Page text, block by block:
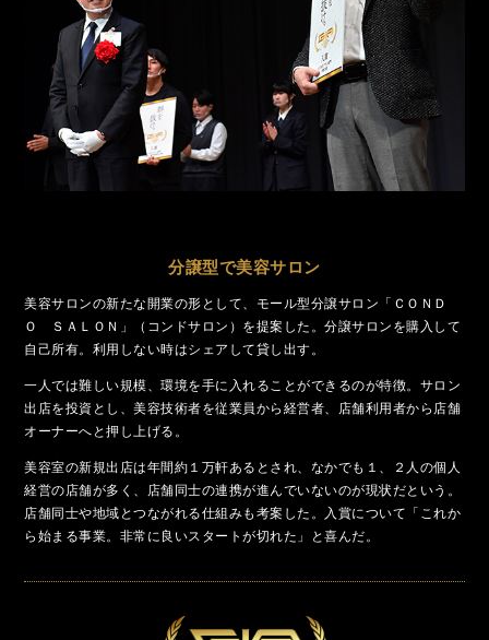
分譲型で美容サロン
美容サロンの新たな開業の形として、モール型分譲サロン「ＣＯＮＤ
Ｏ ＳＡＬＯＮ」（コンドサロン）を提案した。分譲サロンを購入して
自己所有。利用しない時はシェアして貸し出す。
一人では難しい規模、環境を手に入れることができるのが特徴。サロン
出店を投資とし、美容技術者を従業員から経営者、店舗利用者から店舗
オーナーへと押し上げる。
美容室の新規出店は年間約１万軒あるとされ、なかでも１、２人の個人
経営の店舗が多く、店舗同士の連携が進んでいないのが現状だという。
店舗同士や地域とつながれる仕組みも考案した。入賞について「これか
ら始まる事業。非常に良いスタートが切れた」と喜んだ。